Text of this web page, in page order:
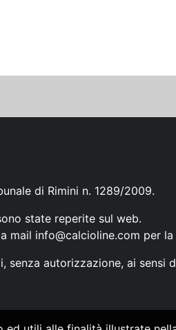
di Rimini n. 1289/2009.
state reperite sul web.
mail info@calcioline.com per
autorizzazione, ai sensi